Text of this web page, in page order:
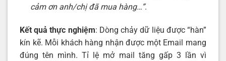
cảm ơn anh/chị đã mua hàng…”.
Kết quả thực nghiệm: Dòng chảy dữ liệu được “hàn”
kín kẽ. Mỗi khách hàng nhận được một Email mang
đúng tên mình. Tỉ lệ mở mail tăng gấp 3 lần vì